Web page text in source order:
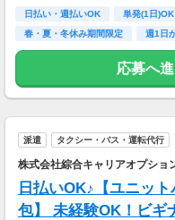
短期でお金を貯めたい方
定。地域により異なります
払いますが、可能な場合は
で前週稼働分をお支払いし
登録の際に、希望配達エリ
そのエリアでの業務を委託
日払い・週払いOK 単発(1日)OK
春・夏・冬休み期間限定
週1日
応募へ
派遣 タクシー・バス・運転代行
株式会社綜合キャリアオプシ
日払いOK♪【ユニッ
包】 未経験OK！ビギ